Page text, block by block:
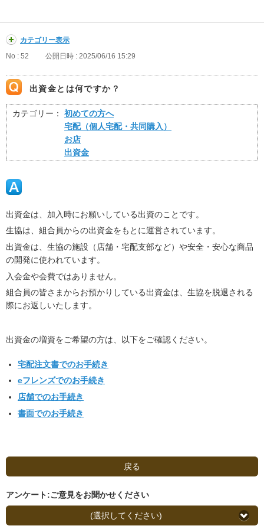
カテゴリー表示
No : 52
公開日時 : 2025/06/16 15:29
出資金とは何ですか？
カテゴリー：
初めての方へ
宅配（個人宅配・共同購入）
お店
出資金
出資金は、加入時にお願いしている出資のことです。
生協は、組合員からの出資金をもとに運営されています。
出資金は、生協の施設（店舗・宅配支部など）や安全・安心な商品
の開発に使われています。
入会金や会費ではありません。
組合員の皆さまからお預かりしている出資金は、生協を脱退される
際にお返しいたします。
出資金の増資をご希望の方は、以下をご確認ください。
宅配注文書でのお手続き
eフレンズでのお手続き
店舗でのお手続き
書面でのお手続き
戻る
アンケート:ご意見をお聞かせください
(選択してください)